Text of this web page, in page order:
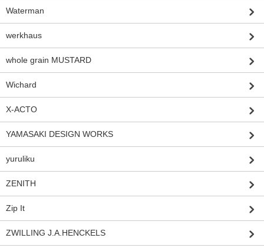
Waterman
werkhaus
whole grain MUSTARD
Wichard
X-ACTO
YAMASAKI DESIGN WORKS
yuruliku
ZENITH
Zip It
ZWILLING J.A.HENCKELS